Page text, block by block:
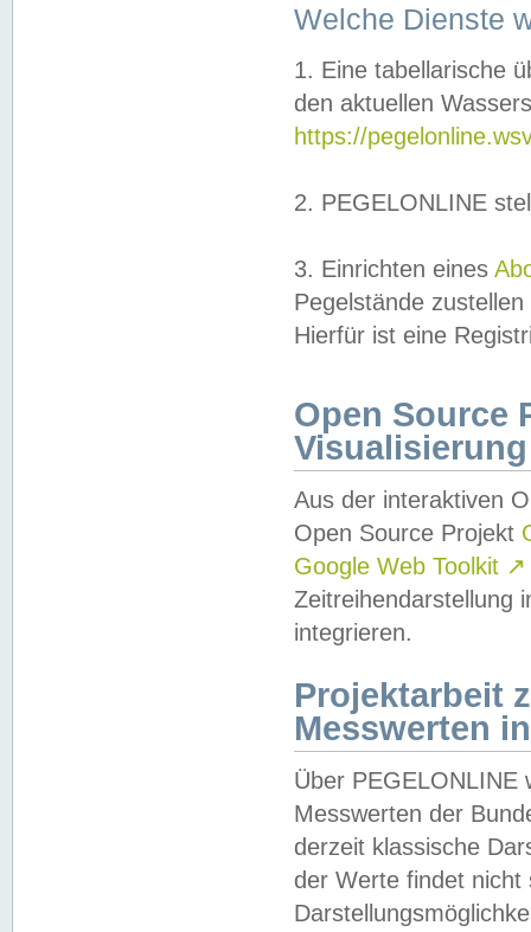
Welche Dienste
1. Eine tabellarische
den aktuellen
https://
2. PEGELONLINE
3. Einrichten eines
Pegelstände
Hierfür ist eine
Open Source
Visualisierung
Aus der interaktiven
Open Source Projekt
Google Web Toolkit ↗
Zeitreihendarstellung
integrieren.
Projektarbeit
Messwerten
Über PEGELONLINE
Messwerten der
derzeit klassische
der Werte findet